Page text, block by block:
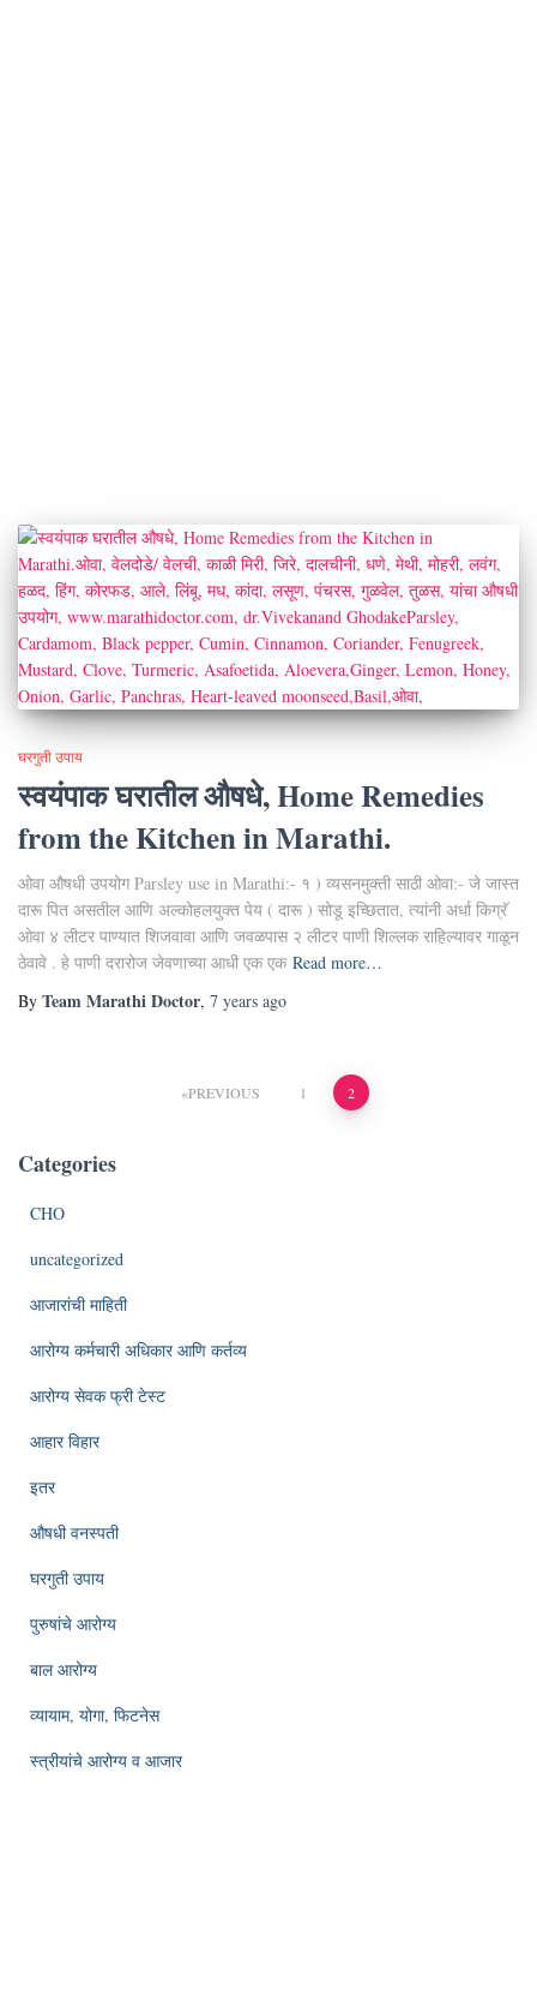
घरगुती उपाय
स्वयंपाक घरातील औषधे, Home Remedies
from the Kitchen in Marathi.
ओवा औषधी उपयोग Parsley use in Marathi:- १ ) व्यसनमुक्ती साठी ओवा:- जे जास्त
दारू पित असतील आणि अल्कोहलयुक्त पेय ( दारू ) सोडू इच्छितात, त्यांनी अर्धा किग्रॅ
ओवा ४ लीटर पाण्यात शिजवावा आणि जवळपास २ लीटर पाणी शिल्लक राहिल्यावर गाळून
ठेवावे . हे पाणी दरारोज जेवणाच्या आधी एक एक Read more…
By Team Marathi Doctor, 7 years ago
pagination
PREVIOUS 1 2
Categories
CHO
uncategorized
आजारांची माहिती
आरोग्य कर्मचारी अधिकार आणि कर्तव्य
आरोग्य सेवक फ्री टेस्ट
आहार विहार
इतर
औषधी वनस्पती
घरगुती उपाय
पुरुषांचे आरोग्य
बाल आरोग्य
व्यायाम, योगा, फिटनेस
स्त्रीयांचे आरोग्य व आजार